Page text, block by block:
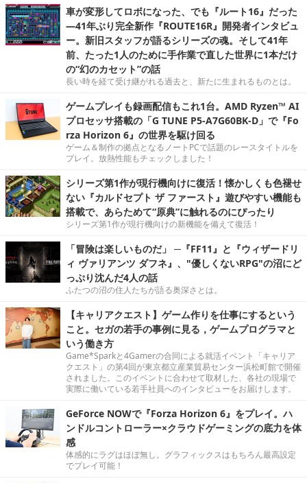
車が変形してロボになった、でも『ルート16』だった
―41年ぶり完全新作『ROUTE16R』開発者インタビュ
ー。新旧スタッフが語るシリーズの魂。そして41年
前、たった1人のために手作業で直した世界に1本だけ
の“幻のカセット”の話
長い時を経て受け継がれる過去と、新たに生まれるものとは。
ゲームプレイも録画配信もこれ1台。AMD Ryzen™ AI
プロセッサ搭載の「G TUNE P5-A7G60BK-D」で『Fo
rza Horizon 6』の世界を駆け回る
ゲーム＆制作の拠点となるノートPCで話題のレースタイトルを
プレイ。放熱性能もチェックしました！
シリーズ第1作が現行機向けに復活！懐かしくも色褪せ
ない『カルドセプト ザ ファースト』遊びやすい機能も
搭載で、あらためて“原典”に触れるのにぴったり
シリーズ第1作が現行機向けの新機能を備えて復活！
「冒険は楽しいものだ」 ─『FF11』と『ウィザードリ
ィ ヴァリアンツ ダフネ』、"優しくないRPG"の沼にど
っぷり沈んだ4人の話
ふたつの沼の住人たちが語る奥深さとは。
【キャリアクエスト】ゲーム作りを仕事にするという
こと。セガの若手の事例に見る，ゲームプログラマと
いう働き方
Game*Sparkと4Gamerの合同による就活イベント「キャリア
クエスト」の第4回が東京都立産業貿易センター浜松町館で開催
されました。このイベントに合わせて取材した、各社の現場で
実際に働いている若手社員へのインタビューをお届けします。
GeForce NOWで『Forza Horizon 6』をプレイ。ハ
ンドルコントローラー×クラウドゲーミングの底力を体
感
体感的にラグはほぼ無し。グラフィックスはもちろん最高設定
でプレイ可能！